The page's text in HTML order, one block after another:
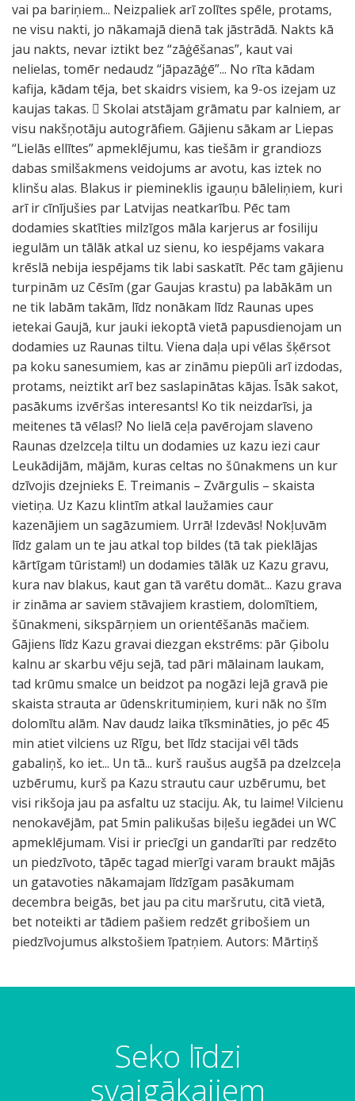
vai pa bariņiem... Neizpaliek arī zolītes spēle, protams,
ne visu nakti, jo nākamajā dienā tak jāstrādā. Nakts kā
jau nakts, nevar iztikt bez “zāģēšanas”, kaut vai
nelielas, tomēr nedaudz “jāpazāģē”... No rīta kādam
kafija, kādam tēja, bet skaidrs visiem, ka 9-os izejam uz
kaujas takas.  Skolai atstājam grāmatu par kalniem, ar
visu nakšņotāju autogrāfiem. Gājienu sākam ar Liepas
“Lielās ellītes” apmeklējumu, kas tiešām ir grandiozs
dabas smilšakmens veidojums ar avotu, kas iztek no
klinšu alas. Blakus ir piemineklis igauņu bāleliņiem, kuri
arī ir cīnījušies par Latvijas neatkarību. Pēc tam
dodamies skatīties milzīgos māla karjerus ar fosiliju
iegulām un tālāk atkal uz sienu, ko iespējams vakara
krēslā nebija iespējams tik labi saskatīt. Pēc tam gājienu
turpinām uz Cēsīm (gar Gaujas krastu) pa labākām un
ne tik labām takām, līdz nonākam līdz Raunas upes
ietekai Gaujā, kur jauki iekoptā vietā papusdienojam un
dodamies uz Raunas tiltu. Viena daļa upi vēlas šķērsot
pa koku sanesumiem, kas ar zināmu piepūli arī izdodas,
protams, neiztikt arī bez saslapinātas kājas. Īsāk sakot,
pasākums izvēršas interesants! Ko tik neizdarīsi, ja
meitenes tā vēlas!? No lielā ceļa pavērojam slaveno
Raunas dzelzceļa tiltu un dodamies uz kazu iezi caur
Leukādijām, mājām, kuras celtas no šūnakmens un kur
dzīvojis dzejnieks E. Treimanis – Zvārgulis – skaista
vietiņa. Uz Kazu klintīm atkal laužamies caur
kazenājiem un sagāzumiem. Urrā! Izdevās! Nokļuvām
līdz galam un te jau atkal top bildes (tā tak pieklājas
kārtīgam tūristam!) un dodamies tālāk uz Kazu gravu,
kura nav blakus, kaut gan tā varētu domāt... Kazu grava
ir zināma ar saviem stāvajiem krastiem, dolomītiem,
šūnakmeni, sikspārņiem un orientēšanās mačiem.
Gājiens līdz Kazu gravai diezgan ekstrēms: pār Ģibolu
kalnu ar skarbu vēju sejā, tad pāri mālainam laukam,
tad krūmu smalce un beidzot pa nogāzi lejā gravā pie
skaista strauta ar ūdenskritumiņiem, kuri nāk no šīm
dolomītu alām. Nav daudz laika tīksmināties, jo pēc 45
min atiet vilciens uz Rīgu, bet līdz stacijai vēl tāds
gabaliņš, ko iet... Un tā... kurš raušus augšā pa dzelzceļa
uzbērumu, kurš pa Kazu strautu caur uzbērumu, bet
visi rikšoja jau pa asfaltu uz staciju. Ak, tu laime! Vilcienu
nenokavējām, pat 5min palikušas biļešu iegādei un WC
apmeklējumam. Visi ir priecīgi un gandarīti par redzēto
un piedzīvoto, tāpēc tagad mierīgi varam braukt mājās
un gatavoties nākamajam līdzīgam pasākumam
decembra beigās, bet jau pa citu maršrutu, citā vietā,
bet noteikti ar tādiem pašiem redzēt gribošiem un
piedzīvojumus alkstošiem īpatņiem. Autors: Mārtiņš
Seko līdzi
svaigākajiem